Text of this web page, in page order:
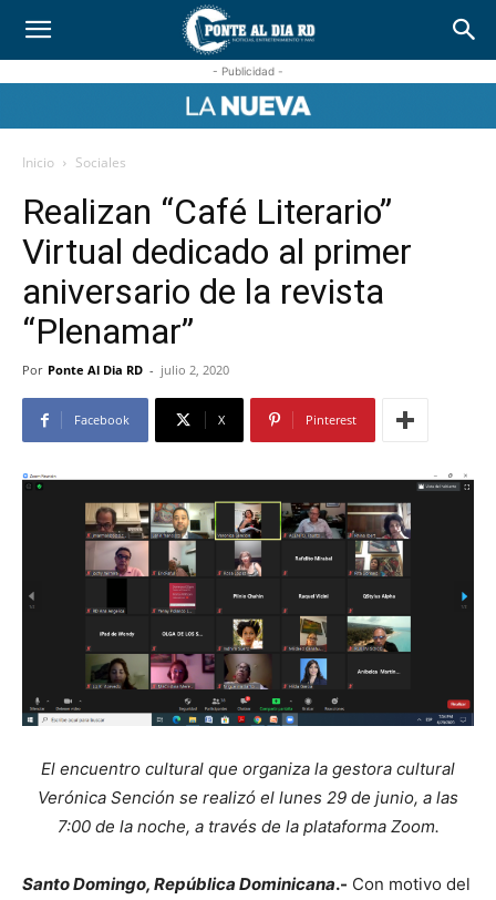
- Publicidad -
Inicio Sociales
Realizan “Café Literario”
Virtual dedicado al primer
aniversario de la revista
“Plenamar”
Por Ponte Al Dia RD - julio 2, 2020
Facebook X Pinterest
El encuentro cultural que organiza la gestora cultural
Verónica Sención se realizó el lunes 29 de junio, a las
7:00 de la noche, a través de la plataforma Zoom.
Santo Domingo, República Dominicana.- Con motivo del